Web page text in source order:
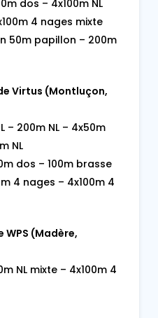
dos – 4x100m NL
4 nages mixte
50m papillon – 200m
Virtus (Montluçon,
– 200m NL – 4x50m
NL
dos – 100m brasse
4 nages – 4x100m 4
WPS (Madère,
NL mixte – 4x100m 4